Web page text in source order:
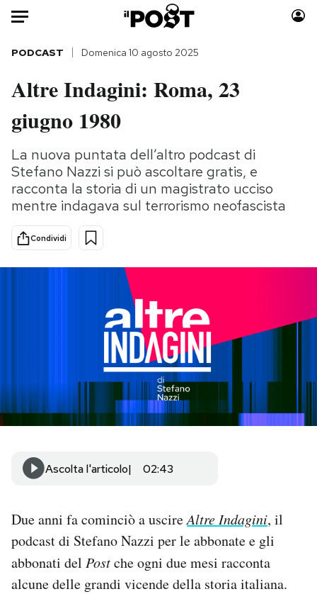
Auto
HOME
Italia
Politica
Tecnologia
Internet
Cultura
Consumismi
Storie/Idee
Ok Boomer!
NEWSLETTER
AREA PERSONALE
PODCAST Domenica 10 agosto 2025
Altre Indagini: Roma, 23
giugno 1980
La nuova puntata dell’altro podcast di
Stefano Nazzi si può ascoltare gratis, e
racconta la storia di un magistrato ucciso
mentre indagava sul terrorismo neofascista
Condividi
Ascolta l'articolo 02:43
Due anni fa cominciò a uscireAltre Indagini, il
podcast di Stefano Nazzi per le abbonate e gli
abbonati del Postche ogni due mesi racconta
alcune delle grandi vicende della storia italiana.